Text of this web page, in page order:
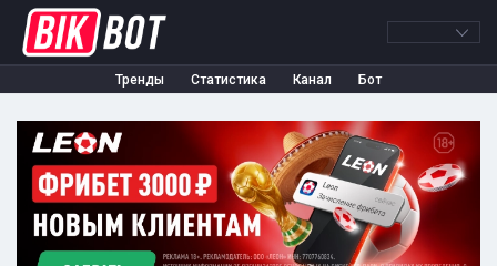
Тренды Статистика Канал Бот